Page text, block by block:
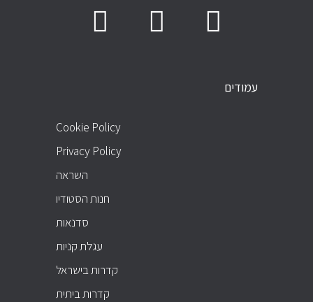
עמודים
Cookie Policy
Privacy Policy
השראה
חנות הסטודיו
סדנאות
עגלת קניות
קדרות בישראל
קדרות ביתית